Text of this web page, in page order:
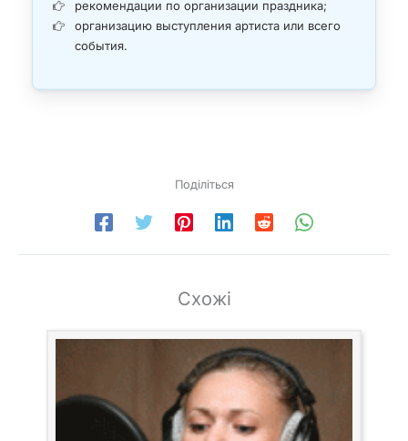
рекомендации по организации праздника;
организацию выступления артиста или всего
события.
Поділіться
Схожі